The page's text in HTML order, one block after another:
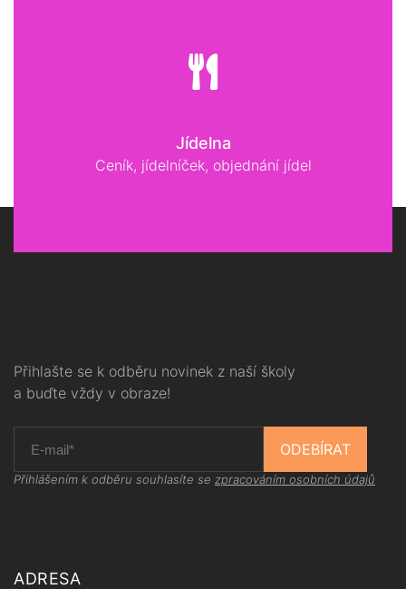
Jídelna
Ceník, jídelníček, objednání jídel
Přihlašte se k odběru novinek z naší školy
a buďte vždy v obraze!
ODEBÍRAT
Přihlášením k odběru souhlasíte se zpracováním osobních údajů
ADRESA